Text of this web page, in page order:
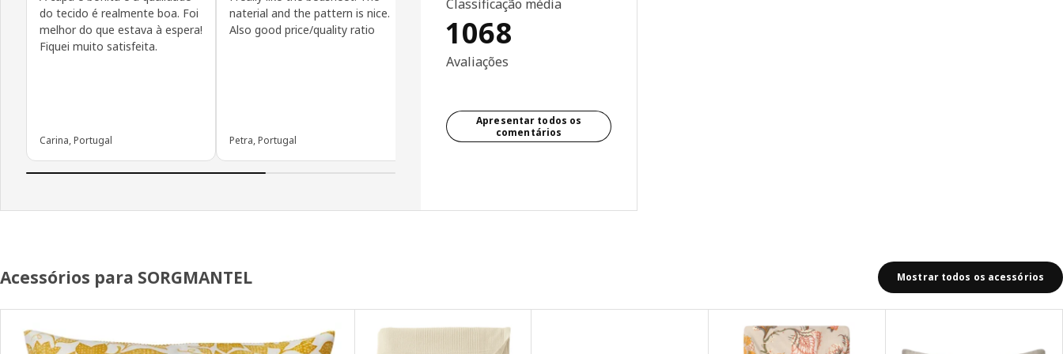
do tecido é realmente boa. Foi
melhor do que estava à espera!
Fiquei muito satisfeita.
Carina, Portugal
naterial and the pattern is nice.
Also good price/quality ratio
Petra, Portugal
Adorei a capa de edredom
junto veio duas capas para
almofadas . Muito macia
deixou minha cama
quarto . Super satisfeita
Kelli, Portugal
Classificação média
1068
Avaliações
Apresentar todos os
comentários
Acessórios para SORGMANTEL Mostrar todos os acessórios